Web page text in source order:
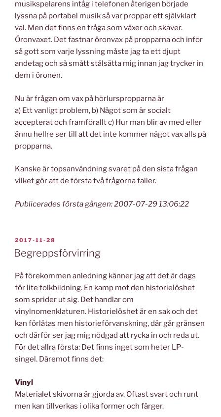
musikspelarens intåg i telefonen återigen började
lyssna på portabel musik så var proppar ett självklart
val. Men det finns en fråga som växer och skaver.
Öronvaxet. Det fastnar öronvax på propparna och inför
så gott som varje lyssning måste jag ta ett djupt
andetag och så smått stålsätta mig innan jag trycker in
dem i öronen.
Nu är frågan om vax på hörlurspropparna är
a) Ett vanligt problem, b) Något som är socialt
accepterat och framförallt c) Hur man blir av med eller
ännu hellre ser till att det inte kommer något vax alls på
propparna.
Kanske är topsanvändning svaret på den sista frågan
vilket gör att de första två frågorna faller.
Publicerades första gången: 2007-07-29 13:06:22
PUBLICERAT
2017-11-28
Begreppsförvirring
På förekommen anledning känner jag att det är dags
för lite folkbildning. En kamp mot den historielöshet
som sprider ut sig. Det handlar om
vinylnomenklaturen. Historielöshet är en sak och det
kan förlåtas men historieförvanskning, där går gränsen
och därför ser jag mig nödgad att rycka in och reda ut.
För det allra första: Det finns inget som heter LP-
singel. Däremot finns det:
Vinyl
Materialet skivorna är gjorda av. Oftast svart och runt
men kan tillverkas i olika former och färger.